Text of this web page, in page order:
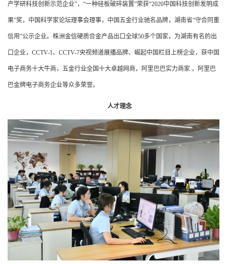
产学研科技创新示范企业”，“一种硅板破碎装置”荣获“2020中国科技创新发明成
果”奖，中国科学家论坛理事会理事，中国五金行业驰名品牌，湖南省“守合同重
信用”公示企业。株洲金信硬质合金产品出口全球50多个国家，为湖南有名的出
口企业，CCTV-1、CCTV-7央视频道展播品牌、崛起中国栏目上榜企业，获中国
电子商务十大牛商，五金行业全国十大卓越网商，阿里巴巴实力商家 ，阿里巴
巴金牌电子商务企业等众多荣誉。
人才理念